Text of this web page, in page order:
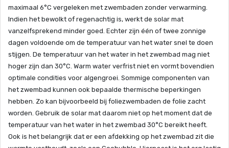
maximaal 6°C vergeleken met zwembaden zonder verwarming.
Indien het bewolkt of regenachtig is, werkt de solar mat
vanzelfsprekend minder goed. Echter zijn één of twee zonnige
dagen voldoende om de temperatuur van het water snel te doen
stijgen. De temperatuur van het water in het zwembad mag niet
hoger zijn dan 30°C. Warm water verfrist niet en vormt bovendien
optimale condities voor algengroei. Sommige componenten van
het zwembad kunnen ook bepaalde thermische beperkingen
hebben. Zo kan bijvoorbeeld bij foliezwembaden de folie zacht
worden. Gebruik de solar mat daarom niet op het moment dat de
temperatuur van het water in het zwembad 30°C bereikt heeft.
Ook is het belangrijk dat er een afdekking op het zwembad zit die